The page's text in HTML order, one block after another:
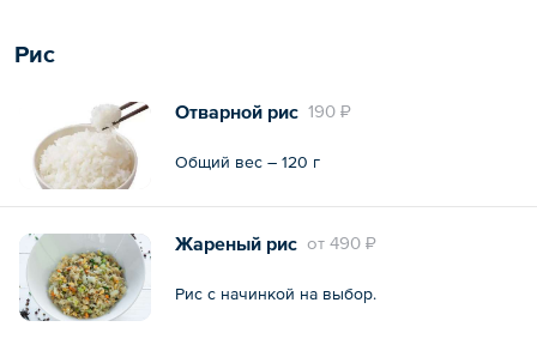
Рис
190 ₽
Отварной рис
Общий вес – 120 г
oт 490 ₽
Жареный рис
Рис с начинкой на выбор.